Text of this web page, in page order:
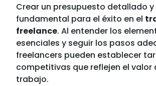
Crear un presupuesto detallado
fundamental para el éxito en el
freelance. Al entender los
esenciales y seguir los pasos
freelancers pueden establecer
competitivas que reflejen el valor
trabajo.